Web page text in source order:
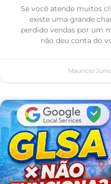
Se você atende muitos
existe uma grande
perdido vendas por um
não deu conta do
Mauricio